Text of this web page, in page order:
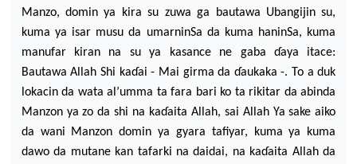
Manzo, domin ya kira su zuwa ga bautawa Ubangijin su,
kuma ya isar musu da umarninSa da kuma haninSa, kuma
manufar kiran na su ya kasance ne gaba ɗaya itace:
Bautawa Allah Shi kaɗai - Mai girma da ɗaukaka -. To a duk
lokacin da wata al’umma ta fara bari ko ta rikitar da abinda
Manzon ya zo da shi na kaɗaita Allah, sai Allah Ya sake aiko
da wani Manzon domin ya gyara tafiyar, kuma ya kuma
dawo da mutane kan tafarki na daidai, na kaɗaita Allah da